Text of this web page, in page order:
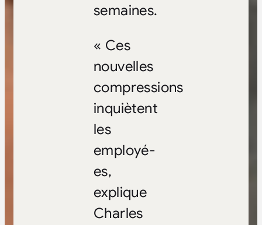
semaines.
« Ces
nouvelles
compressions
inquiètent
les
employé-
es,
explique
Charles